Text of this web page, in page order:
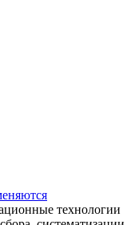
технологии